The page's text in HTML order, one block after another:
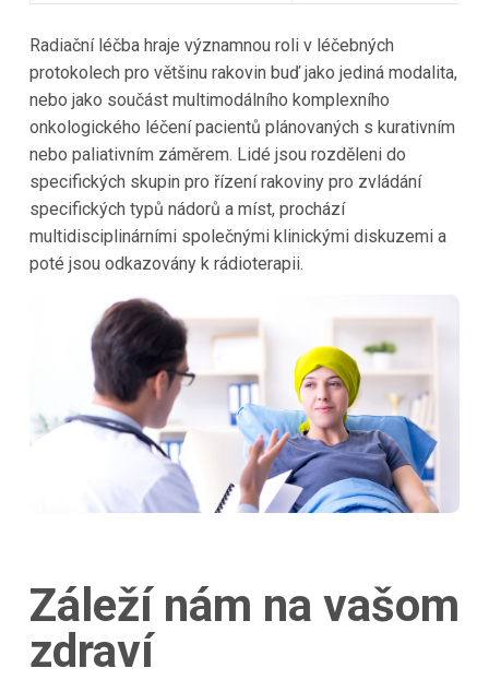
Radiační léčba hraje významnou roli v léčebných
protokolech pro většinu rakovin buď jako jediná modalita,
nebo jako součást multimodálního komplexního
onkologického léčení pacientů plánovaných s kurativním
nebo paliativním záměrem. Lidé jsou rozděleni do
specifických skupin pro řízení rakoviny pro zvládání
specifických typů nádorů a míst, prochází
multidisciplinárními společnými klinickými diskuzemi a
poté jsou odkazovány k rádioterapii.
Záleží nám na vašom
zdraví